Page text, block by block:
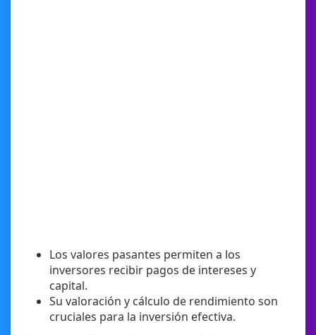
Los valores pasantes permiten a los
inversores recibir pagos de intereses y
capital.
Su valoración y cálculo de rendimiento son
cruciales para la inversión efectiva.